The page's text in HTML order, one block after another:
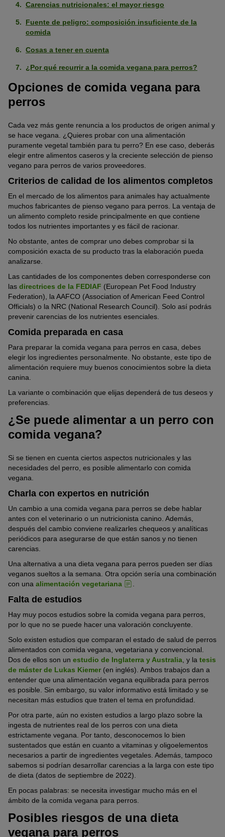
Carencias nutricionales: el mayor riesgo
Fuente de peligro: composición insuficiente de la
comida
Cosas a tener en cuenta
¿Por qué recurrir a la comida vegana para perros?
Opciones de comida vegana para
perros
Cada vez más gente renuncia a los productos de origen animal y
se hace vegana. ¿Quieres probar con una alimentación
puramente vegetal también para tu perro? En ese caso, deberás
elegir entre alimentos caseros y la creciente selección de pienso
vegano para perros de varios proveedores.
Criterios de calidad de los alimentos completos
En el mercado de los alimentos para animales hay actualmente
muchos fabricantes de pienso vegano para perros. La ventaja de
un alimento completo reside principalmente en que contiene
todos los nutrientes importantes y es fácil de racionar.
No obstante, antes de comprar uno debes comprobar si la
composición exacta de su producto tras la elaboración pueda
analizarse.
Las cantidades de los componentes deben corresponderse con
las directrices de la FEDIAF (European Pet Food Industry
Federation), la AAFCO (Association of American Feed Control
Officials) o la NRC (National Research Council). Solo así podrás
prevenir carencias de los nutrientes esenciales.
Comida preparada en casa
Para preparar la comida vegana para perros en casa, debes
elegir los ingredientes personalmente. No obstante, este tipo de
alimentación requiere muy buenos conocimientos sobre la dieta
canina.
La variante o combinación que elijas dependerá de tus deseos y
preferencias.
¿Se puede alimentar a un perro con
comida vegana?
Si se tienen en cuenta ciertos aspectos nutricionales y las
necesidades del perro, es posible alimentarlo con comida
vegana.
Charla con expertos en nutrición
Un cambio a una comida vegana para perros se debe hablar
antes con el veterinario o un nutricionista canino. Además,
después del cambio conviene realizarles chequeos y analíticas
periódicos para asegurarse de que están sanos y no tienen
carencias.
Una alternativa a una dieta vegana para perros pueden ser días
veganos sueltos a la semana. Otra opción sería una combinación
con una alimentación vegetariana
Falta de estudios
Hay muy pocos estudios sobre la comida vegana para perros,
por lo que no se puede hacer una valoración concluyente.
Solo existen estudios que comparan el estado de salud de perros
alimentados con comida vegana, vegetariana y convencional.
Dos de ellos son un estudio de Inglaterra y Australia , y la tesis
de máster de Lukas Kiemer(en inglés). Ambos trabajos dan a
entender que una alimentación vegana equilibrada para perros
es posible. Sin embargo, su valor informativo está limitado y se
necesitan más estudios que traten el tema en profundidad.
Por otra parte, aún no existen estudios a largo plazo sobre la
ingesta de nutrientes real de los perros con una dieta
estrictamente vegana. Por tanto, desconocemos lo bien
sustentados que están en cuanto a vitaminas y oligoelementos
necesarios a partir de ingredientes vegetales. Además, tampoco
sabemos si podrían desarrollar carencias a la larga con este tipo
de dieta (datos de septiembre de 2022).
En pocas palabras: se necesita investigar mucho más en el
ámbito de la comida vegana para perros.
Posibles riesgos de una dieta
vegana para perros